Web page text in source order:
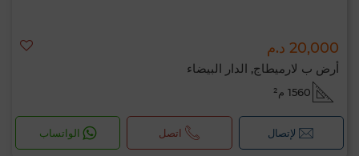
20,000 د.م
أرض ب لارميطاج, الدار البيضاء
1560 م²
لإتصال اتصل الواتساب